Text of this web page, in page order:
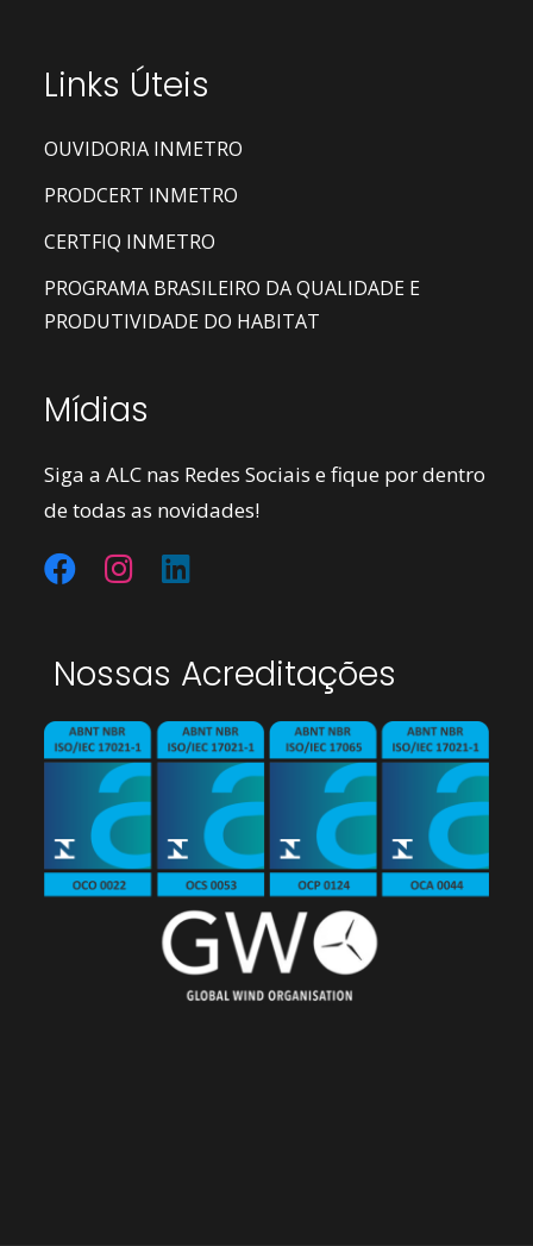
Links Úteis
OUVIDORIA INMETRO
PRODCERT INMETRO
CERTFIQ INMETRO
PROGRAMA BRASILEIRO DA QUALIDADE E
PRODUTIVIDADE DO HABITAT
Mídias
Siga a ALC nas Redes Sociais e fique por dentro
de todas as novidades!
Nossas Acreditações